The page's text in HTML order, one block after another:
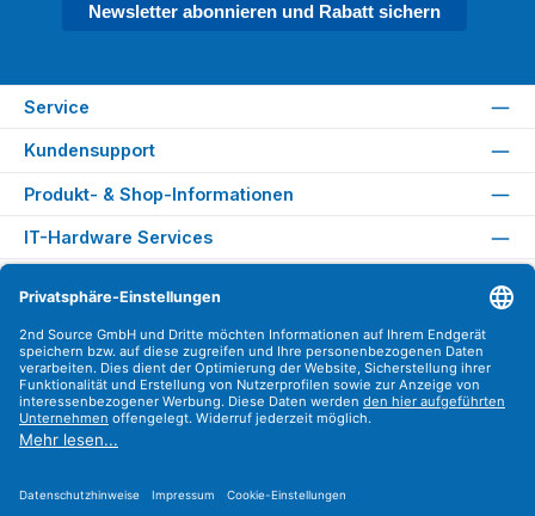
Newsletter abonnieren und Rabatt sichern
Service
Kundensupport
Produkt- & Shop-Informationen
IT-Hardware Services
Versandarten
Zahlungsarten
Sicher Einkaufen
Find us on